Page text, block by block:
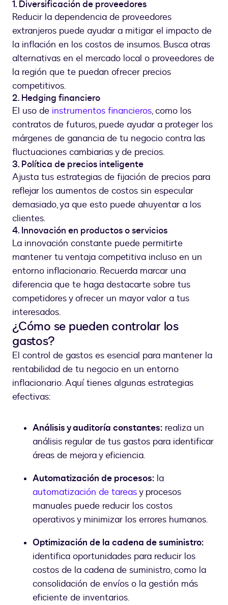
1. Diversificación de proveedores
Reducir la dependencia de proveedores
extranjeros puede ayudar a mitigar el impacto de
la inflación en los costos de insumos. Busca otras
alternativas en el mercado local o proveedores de
la región que te puedan ofrecer precios
competitivos.
2. Hedging financiero
El uso de instrumentos financieros, como los
contratos de futuros, puede ayudar a proteger los
márgenes de ganancia de tu negocio contra las
fluctuaciones cambiarias y de precios.
3. Política de precios inteligente
Ajusta tus estrategias de fijación de precios para
reflejar los aumentos de costos sin especular
demasiado, ya que esto puede ahuyentar a los
clientes.
4. Innovación en productos o servicios
La innovación constante puede permitirte
mantener tu ventaja competitiva incluso en un
entorno inflacionario. Recuerda marcar una
diferencia que te haga destacarte sobre tus
competidores y ofrecer un mayor valor a tus
interesados.
¿Cómo se pueden controlar los
gastos?
El control de gastos es esencial para mantener la
rentabilidad de tu negocio en un entorno
inflacionario. Aquí tienes algunas estrategias
efectivas:
Análisis y auditoría constantes: realiza un
análisis regular de tus gastos para identificar
áreas de mejora y eficiencia.
Automatización de procesos: la
automatización de tareasy procesos
manuales puede reducir los costos
operativos y minimizar los errores humanos.
Optimización de la cadena de suministro:
identifica oportunidades para reducir los
costos de la cadena de suministro, como la
consolidación de envíos o la gestión más
eficiente de inventarios.